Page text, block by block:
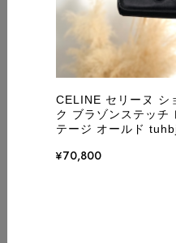
CELINE セリーヌ シ
ク ブラゾンステッ
テージ オールド
¥70,800